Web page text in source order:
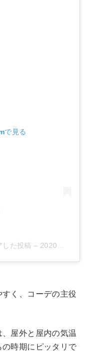
で見る
た投稿 – 2020年 3月月4日午前5時05分PST
く、コーデの主役
屋外と屋内の気温
時期にピッタリで